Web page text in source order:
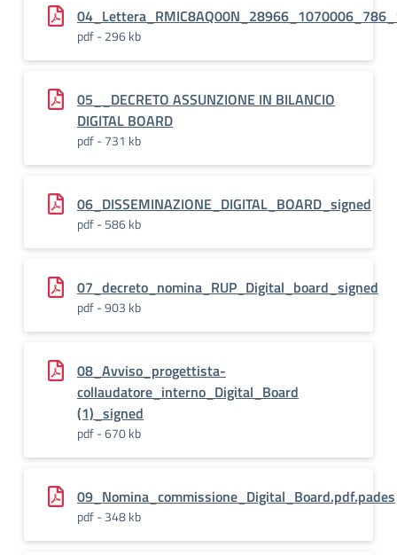
pdf - 296 kb
05__DECRETO ASSUNZIONE IN BILANCIO
DIGITAL BOARD
pdf - 731 kb
06_DISSEMINAZIONE_DIGITAL_BOARD_signed
pdf - 586 kb
07_decreto_nomina_RUP_Digital_board_signed
pdf - 903 kb
08_Avviso_progettista-
collaudatore_interno_Digital_Board
(1)_signed
pdf - 670 kb
09_Nomina_commissione_Digital_Board.pdf.pades
pdf - 348 kb